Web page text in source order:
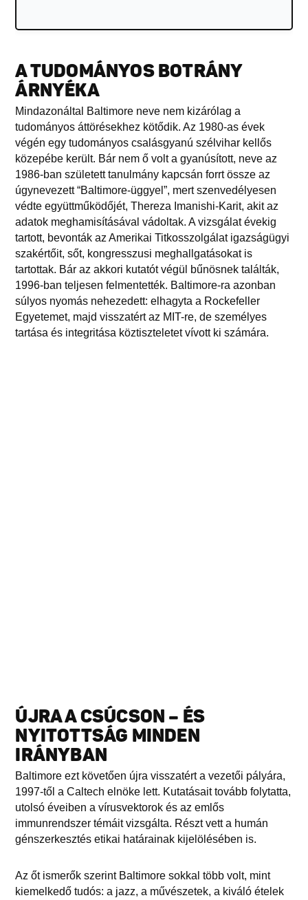
A TUDOMÁNYOS BOTRÁNY
ÁRNYÉKA
Mindazonáltal Baltimore neve nem kizárólag a
tudományos áttörésekhez kötődik. Az 1980-as évek
végén egy tudományos csalásgyanú szélvihar kellős
közepébe került. Bár nem ő volt a gyanúsított, neve az
1986-ban született tanulmány kapcsán forrt össze az
úgynevezett “Baltimore-üggyel”, mert szenvedélyesen
védte együttműködőjét, Thereza Imanishi-Karit, akit az
adatok meghamisításával vádoltak. A vizsgálat évekig
tartott, bevonták az Amerikai Titkosszolgálat igazságügyi
szakértőit, sőt, kongresszusi meghallgatásokat is
tartottak. Bár az akkori kutatót végül bűnösnek találták,
1996-ban teljesen felmentették. Baltimore-ra azonban
súlyos nyomás nehezedett: elhagyta a Rockefeller
Egyetemet, majd visszatért az MIT-re, de személyes
tartása és integritása köztiszteletet vívott ki számára.
ÚJRA A CSÚCSON – ÉS
NYITOTTSÁG MINDEN
IRÁNYBAN
Baltimore ezt követően újra visszatért a vezetői pályára,
1997-től a Caltech elnöke lett. Kutatásait tovább folytatta,
utolsó éveiben a vírusvektorok és az emlős
immunrendszer témáit vizsgálta. Részt vett a humán
génszerkesztés etikai határainak kijelölésében is.
Az őt ismerők szerint Baltimore sokkal több volt, mint
kiemelkedő tudós: a jazz, a művészetek, a kiváló ételek